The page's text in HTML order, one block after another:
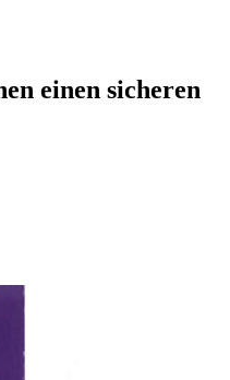
einen sicheren